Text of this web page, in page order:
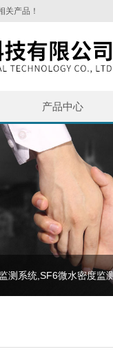
关产品！
产品中心